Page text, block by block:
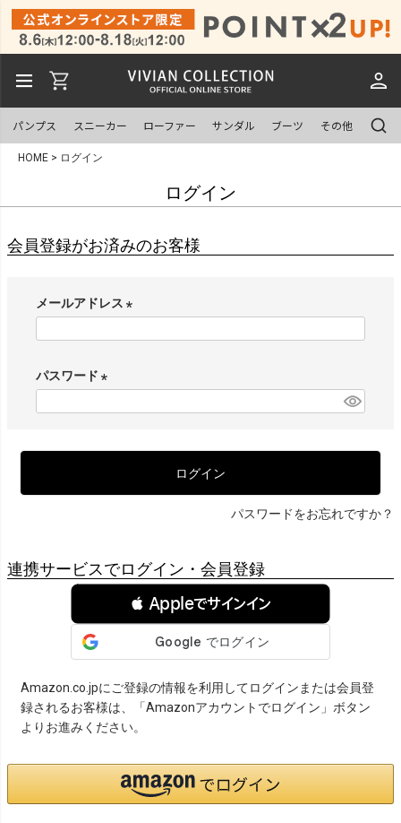
パンプス スニーカー ローファー サンダル ブーツ その他
HOME ログイン
ログイン
会員登録がお済みのお客様
メールアドレス
)
パスワード
ログイン
パスワードをお忘れですか？
連携サービスでログイン・会員登録
 Appleでサインイン
Amazon.co.jpにご登録の情報を利用してログインまたは会員登
録されるお客様は、「Amazonアカウントでログイン」ボタン
よりお進みください。